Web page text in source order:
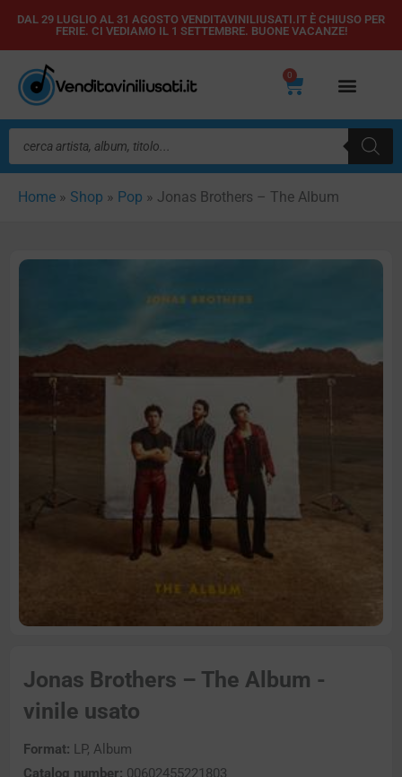
Vai
contenuto
DAL 29 LUGLIO AL 31 AGOSTO VENDITAVINILIUSATI.IT È CHIUSO PER
FERIE. CI VEDIAMO IL 1 SETTEMBRE. BUONE VACANZE!
0
Carrello
Ricerca
prodotti
Home » Shop » Pop » Jonas Brothers – The Album
Jonas Brothers – The Album -
vinile usato
Format: LP, Album